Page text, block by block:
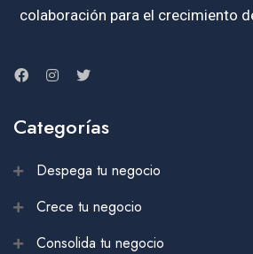
colaboración para el crecimiento
Categorías
Despega tu negocio
Crece tu negocio
Consolida tu negocio